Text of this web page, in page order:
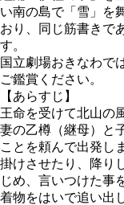
い南の島で「雪」を
おり、同じ筋書きで
す。
国立劇場おきなわで
ご鑑賞ください。
【あらすじ】
王命を受けて北山の
妻の乙樽（継母）と
ことを頼んで出発し
掛けさせたり、降り
じめ、言いつけた事
着物をはいで追い出